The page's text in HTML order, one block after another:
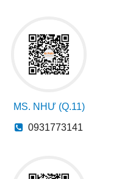
MS. NHƯ (Q.11)
0931773141